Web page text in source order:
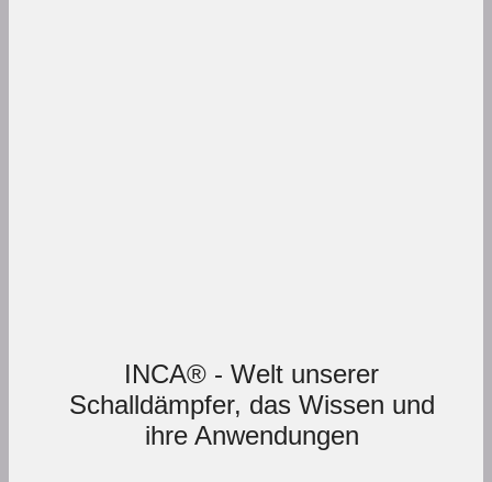
INCA® - Welt unserer
Schalldämpfer, das Wissen und
ihre Anwendungen